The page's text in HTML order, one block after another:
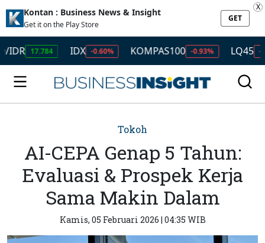
Kontan : Business News & Insight
Get it on the Play Store
GET
X
17.784 IDX -0.60% KOMPAS100 -0.93% LQ45 -0.81%
Tokoh
AI-CEPA Genap 5 Tahun:
Evaluasi & Prospek Kerja
Sama Makin Dalam
Kamis, 05 Februari 2026 | 04:35 WIB